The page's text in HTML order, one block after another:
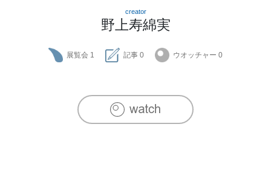
creator
野上寿綿実
展覧会 1 記事 0 ウオッチャー 0